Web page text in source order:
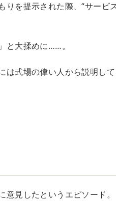
を提示された際、“サービ
と大揉めに……。
式場の偉い人から説明して
見したというエピソード。